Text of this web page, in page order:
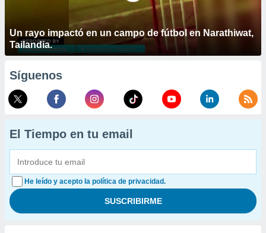
Un rayo impactó en un campo de fútbol en Narathiwat,
Tailandia.
Síguenos
El Tiempo en tu email
He leído y acepto la política de privacidad.